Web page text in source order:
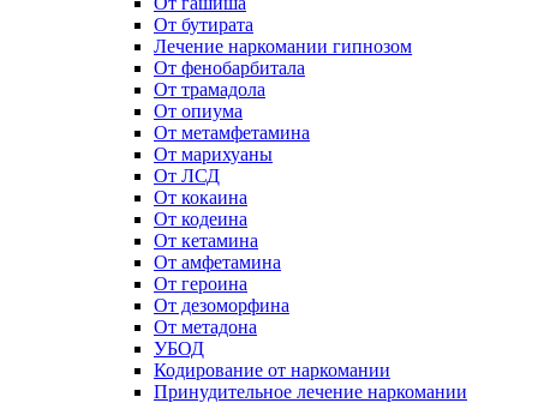
От бутирата
Лечение наркомании гипнозом
От фенобарбитала
От трамадола
От опиума
От метамфетамина
От марихуаны
От ЛСД
От кокаина
От кодеина
От кетамина
От амфетамина
От героина
От дезоморфина
От метадона
УБОД
Кодирование от наркомании
Принудительное лечение наркомании